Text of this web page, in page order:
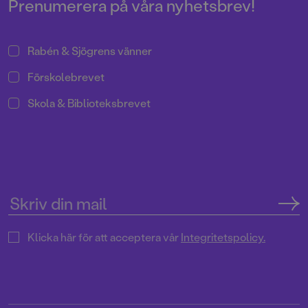
Prenumerera på våra nyhetsbrev!
Rabén & Sjögrens vänner
Förskolebrevet
Skola & Biblioteksbrevet
Klicka här för att acceptera vårIntegritetspolicy.